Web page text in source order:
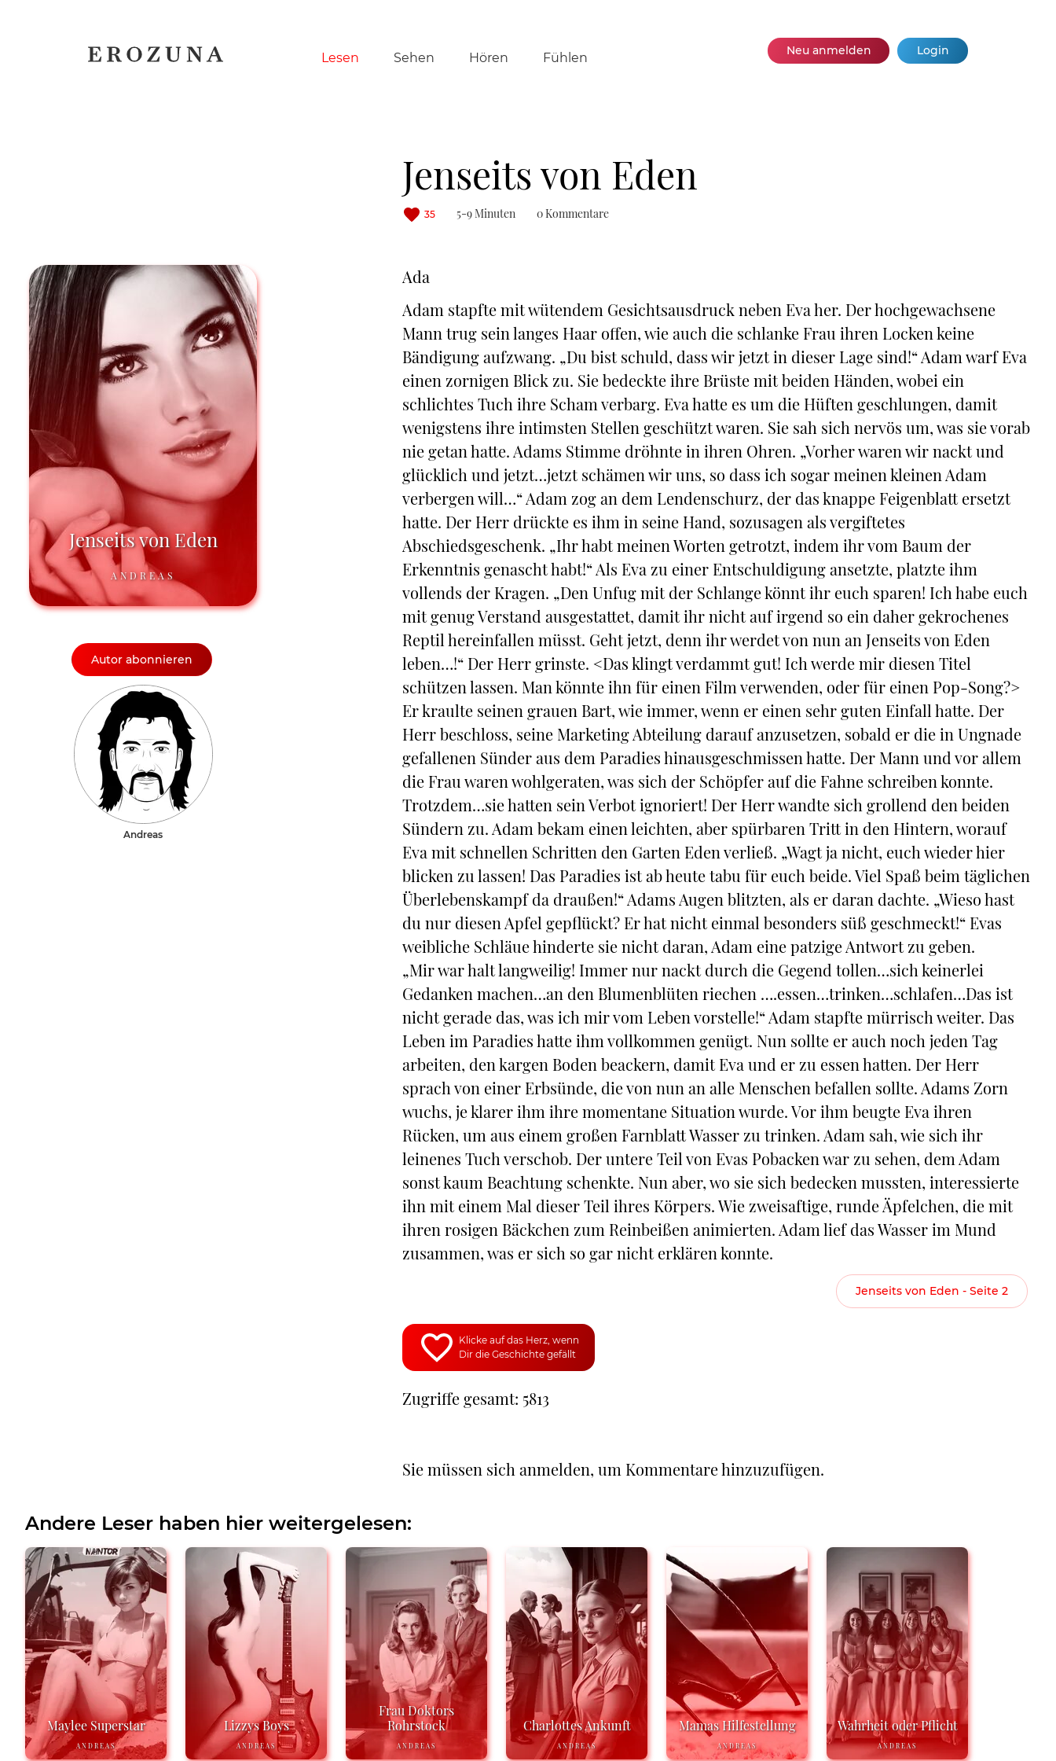
Navigation
Lesen Sehen Hören Fühlen Neu anmelden Login
Jenseits von Eden
35 5-9 Minuten 0 Kommentare
Jenseits von Eden
ANDREAS
Autor abonnieren
Andreas
Ada
Adam stapfte mit wütendem Gesichtsausdruck neben Eva her. Der hochgewachsene
Mann trug sein langes Haar offen, wie auch die schlanke Frau ihren Locken keine
Bändigung aufzwang. „Du bist schuld, dass wir jetzt in dieser Lage sind!“ Adam warf Eva
einen zornigen Blick zu. Sie bedeckte ihre Brüste mit beiden Händen, wobei ein
schlichtes Tuch ihre Scham verbarg. Eva hatte es um die Hüften geschlungen, damit
wenigstens ihre intimsten Stellen geschützt waren. Sie sah sich nervös um, was sie vorab
nie getan hatte. Adams Stimme dröhnte in ihren Ohren. „Vorher waren wir nackt und
glücklich und jetzt…jetzt schämen wir uns, so dass ich sogar meinen kleinen Adam
verbergen will…“ Adam zog an dem Lendenschurz, der das knappe Feigenblatt ersetzt
hatte. Der Herr drückte es ihm in seine Hand, sozusagen als vergiftetes
Abschiedsgeschenk. „Ihr habt meinen Worten getrotzt, indem ihr vom Baum der
Erkenntnis genascht habt!“ Als Eva zu einer Entschuldigung ansetzte, platzte ihm
vollends der Kragen. „Den Unfug mit der Schlange könnt ihr euch sparen! Ich habe euch
mit genug Verstand ausgestattet, damit ihr nicht auf irgend so ein daher gekrochenes
Reptil hereinfallen müsst. Geht jetzt, denn ihr werdet von nun an Jenseits von Eden
leben…!“ Der Herr grinste. <Das klingt verdammt gut! Ich werde mir diesen Titel
schützen lassen. Man könnte ihn für einen Film verwenden, oder für einen Pop-Song?>
Er kraulte seinen grauen Bart, wie immer, wenn er einen sehr guten Einfall hatte. Der
Herr beschloss, seine Marketing Abteilung darauf anzusetzen, sobald er die in Ungnade
gefallenen Sünder aus dem Paradies hinausgeschmissen hatte. Der Mann und vor allem
die Frau waren wohlgeraten, was sich der Schöpfer auf die Fahne schreiben konnte.
Trotzdem…sie hatten sein Verbot ignoriert! Der Herr wandte sich grollend den beiden
Sündern zu. Adam bekam einen leichten, aber spürbaren Tritt in den Hintern, worauf
Eva mit schnellen Schritten den Garten Eden verließ. „Wagt ja nicht, euch wieder hier
blicken zu lassen! Das Paradies ist ab heute tabu für euch beide. Viel Spaß beim täglichen
Überlebenskampf da draußen!“ Adams Augen blitzten, als er daran dachte. „Wieso hast
du nur diesen Apfel gepflückt? Er hat nicht einmal besonders süß geschmeckt!“ Evas
weibliche Schläue hinderte sie nicht daran, Adam eine patzige Antwort zu geben.
„Mir war halt langweilig! Immer nur nackt durch die Gegend tollen…sich keinerlei
Gedanken machen…an den Blumenblüten riechen ….essen…trinken…schlafen…Das ist
nicht gerade das, was ich mir vom Leben vorstelle!“ Adam stapfte mürrisch weiter. Das
Leben im Paradies hatte ihm vollkommen genügt. Nun sollte er auch noch jeden Tag
arbeiten, den kargen Boden beackern, damit Eva und er zu essen hatten. Der Herr
sprach von einer Erbsünde, die von nun an alle Menschen befallen sollte. Adams Zorn
wuchs, je klarer ihm ihre momentane Situation wurde. Vor ihm beugte Eva ihren
Rücken, um aus einem großen Farnblatt Wasser zu trinken. Adam sah, wie sich ihr
leinenes Tuch verschob. Der untere Teil von Evas Pobacken war zu sehen, dem Adam
sonst kaum Beachtung schenkte. Nun aber, wo sie sich bedecken mussten, interessierte
ihn mit einem Mal dieser Teil ihres Körpers. Wie zweisaftige, runde Äpfelchen, die mit
ihren rosigen Bäckchen zum Reinbeißen animierten. Adam lief das Wasser im Mund
zusammen, was er sich so gar nicht erklären konnte.
Jenseits von Eden - Seite 2
Klicke auf das Herz, wenn
Dir die Geschichte gefällt
Zugriffe gesamt: 5813
Sie müssen sich anmelden, um Kommentare hinzuzufügen.
Andere Leser haben hier weitergelesen:
Maylee Superstar
ANDREAS
Lizzys Boys
ANDREAS
Frau Doktors
Rohrstock
ANDREAS
Charlottes Ankunft
ANDREAS
Mamas Hilfestellung
ANDREAS
Wahrheit oder Pflicht
ANDREAS